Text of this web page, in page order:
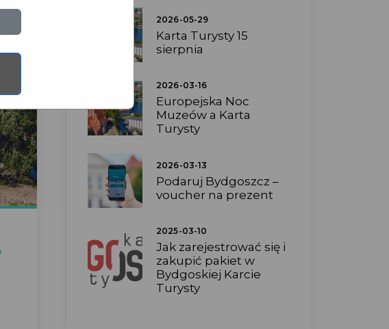
2026-05-29
Karta Turysty 15
sierpnia
2026-03-16
Europejska Noc
Muzeów a Karta
Turysty
2026-03-13
Podaruj Bydgoszcz –
voucher na prezent
2025-03-10
Jak zarejestrować się i
zakupić pakiet w
Bydgoskiej Karcie
Turysty